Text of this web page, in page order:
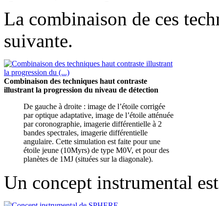
La combinaison de ces
suivante.
Combinaison des techniques haut contraste
illustrant la progression du niveau de détection
De gauche à droite : image de l’étoile corrigée
par optique adaptative, image de l’étoile atténuée
par coronographie, imagerie différentielle à 2
bandes spectrales, imagerie différentielle
angulaire. Cette simulation est faite pour une
étoile jeune (10Myrs) de type M0V, et pour des
planètes de 1MJ (situées sur la diagonale).
Un concept instrumental